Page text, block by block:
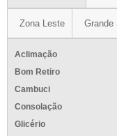
Zona Leste Grande
Aclimação
Bom Retiro
Cambuci
Consolação
Glicério